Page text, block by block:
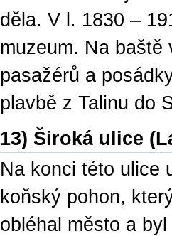
děla. V l. 1830 –
muzeum. Na baště
pasažérů a
plavbě z Talinu do
13) Široká ulice
Na konci této ulice
koňský pohon,
obléhal město a